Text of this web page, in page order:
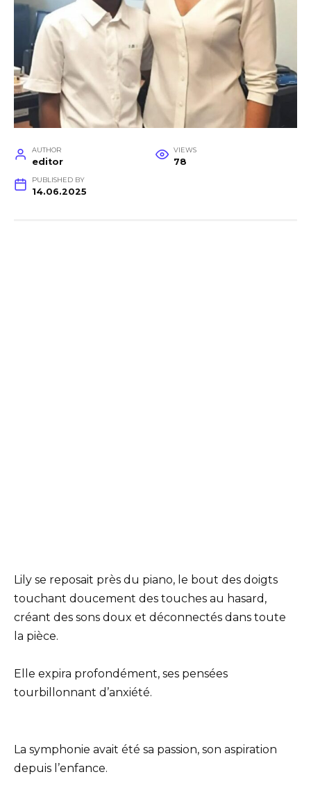
AUTHOR
editor
VIEWS
78
PUBLISHED BY
14.06.2025
Lily se reposait près du piano, le bout des doigts
touchant doucement des touches au hasard,
créant des sons doux et déconnectés dans toute
la pièce.
Elle expira profondément, ses pensées
tourbillonnant d’anxiété.
La symphonie avait été sa passion, son aspiration
depuis l’enfance.